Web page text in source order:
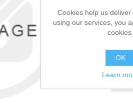
Cookies help us
using our services, you
cookies.
OK
Learn